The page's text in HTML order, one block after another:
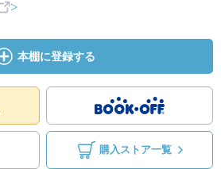
本棚に登録する
購入ストア一覧